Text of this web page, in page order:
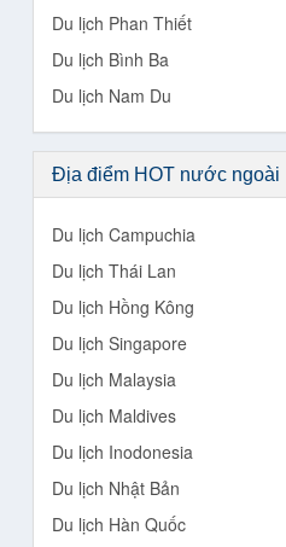
Du lịch Phan Thiết
Du lịch Bình Ba
Du lịch Nam Du
Địa điểm HOT nước ngoài
Du lịch Campuchia
Du lịch Thái Lan
Du lịch Hồng Kông
Du lịch Singapore
Du lịch Malaysia
Du lịch Maldives
Du lịch Inodonesia
Du lịch Nhật Bản
Du lịch Hàn Quốc